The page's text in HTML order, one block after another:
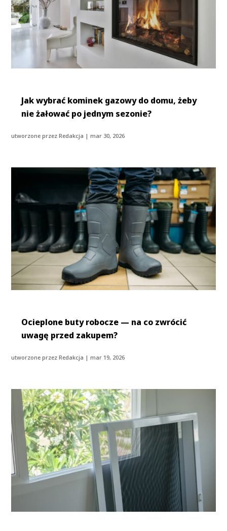
Jak wybrać kominek gazowy do domu, żeby
nie żałować po jednym sezonie?
utworzone przezRedakcja |mar 30, 2026
Ocieplone buty robocze — na co zwrócić
uwagę przed zakupem?
utworzone przezRedakcja |mar 19, 2026